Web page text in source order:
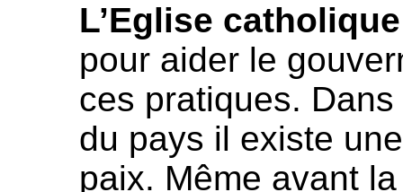
L’Eglise catholique
pour aider le
ces pratiques.
du pays il existe
paix. Même avant